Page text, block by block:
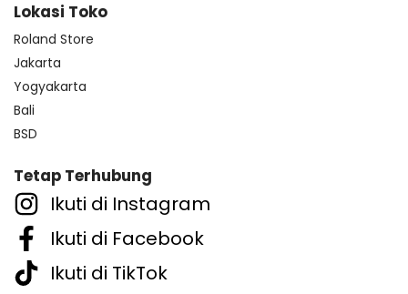
Lokasi Toko
Roland Store
Jakarta
Yogyakarta
Bali
BSD
Tetap Terhubung
Ikuti di Instagram
Ikuti di Facebook
Ikuti di TikTok